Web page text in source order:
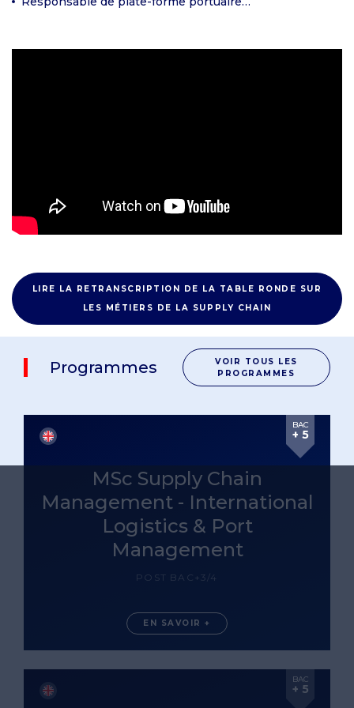
LIRE LA RETRANSCRIPTION DE LA TABLE RONDE SUR
LES MÉTIERS DE LA SUPPLY CHAIN
Programmes
VOIR TOUS LES
PROGRAMMES
BAC
+ 5
MSc Supply Chain
Management - International
Logistics & Port
Management
POST BAC+3/4
EN SAVOIR +
BAC
+ 5